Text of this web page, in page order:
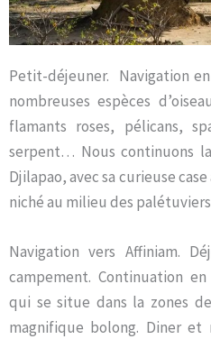
Petit-déjeuner. Navigation
nombreuses espèces
flamants roses, pélicans,
serpent… Nous continuons
Djilapao, avec sa curieuse
niché au milieu des
Navigation vers Affiniam.
campement. Continuation
qui se situe dans la zones
magnifique bolong. Diner